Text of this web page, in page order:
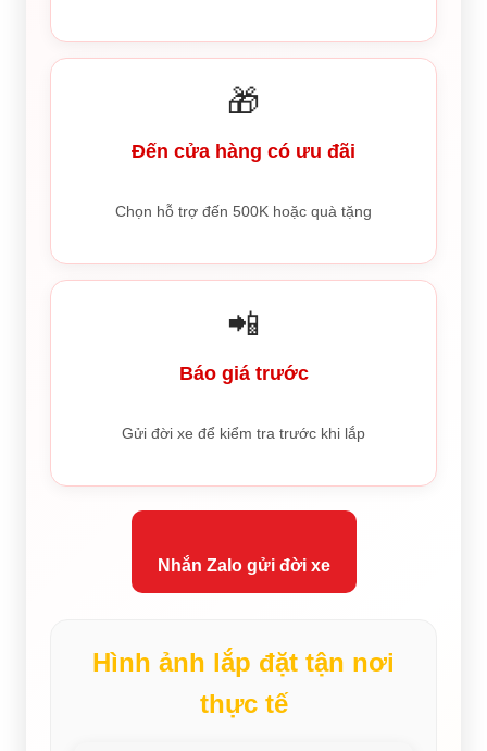
🎁
Đến cửa hàng có ưu đãi
Chọn hỗ trợ đến 500K hoặc quà tặng
📲
Báo giá trước
Gửi đời xe để kiểm tra trước khi lắp
Nhắn Zalo gửi đời xe
Hình ảnh lắp đặt tận nơi
thực tế